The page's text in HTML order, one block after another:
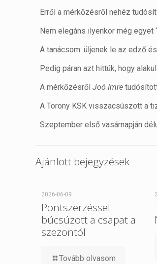
Erről a mérkőzésről nehéz
Nem elegáns ilyenkor még
A tanácsom: üljenek le az edző
Pedig páran azt hittük, hogy
A mérkőzésrőlJoó Imre
A Torony KSK visszacsúszott a
Szeptember első vasárnapján
Ajánlott bejegyzések
2026-06-09
Pontszerzéssel
búcsúzott a csapat a
szezontól
Tovább olvasom